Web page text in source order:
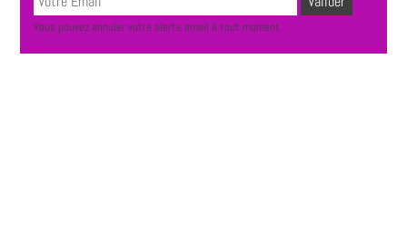
Vous pouvez annuler votre alerte email à tout moment.